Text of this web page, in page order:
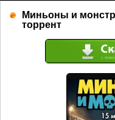
Миньоны и
торрент